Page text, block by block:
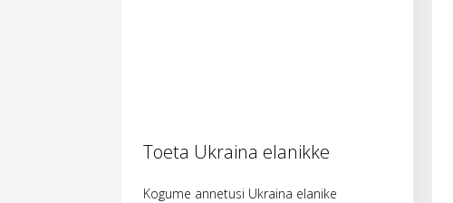
Toeta Ukraina elanikke
Kogume annetusi Ukraina elanike